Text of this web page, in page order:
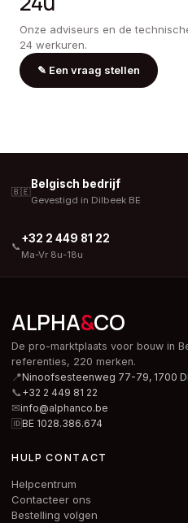
Onze adviseurs en de
24 werkuren.
✎ Een vraag stellen
🇧🇪
Belgisch bedrijf
Gevestigd in Dilbeek BE
📞
+32 2 449 81 22
Ma-Vr 8u-18u
ALPHA&CO
De pro-marktplaats voor bouw in
referenties, 220 merken.
📍Ninoofsesteenweg 77-79, 1700
📞+32 2 449 81 22
✉info@alphanco.be
🆔BE 1028.386.674
HULP CONTACT
Helpcentrum
Contacteer ons
Bestelling volgen